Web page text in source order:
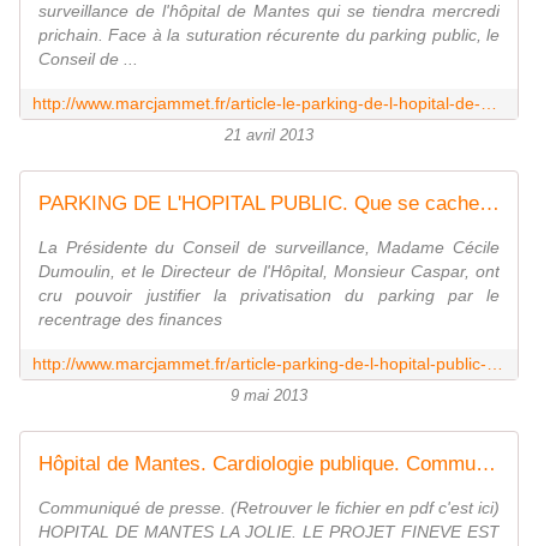
surveillance de l'hôpital de Mantes qui se tiendra mercredi
prichain. Face à la suturation récurente du parking public, le
Conseil de ...
21 avril 2013
PARKING DE L'HOPITAL PUBLIC. Que se cache-t-il derrière la privatisation ? - Le blog de Marc Jammet, conseiller municipal PCF de Mantes la Jolie
La Présidente du Conseil de surveillance, Madame Cécile
Dumoulin, et le Directeur de l'Hôpital, Monsieur Caspar, ont
cru pouvoir justifier la privatisation du parking par le
recentrage des finances
9 mai 2013
Hôpital de Mantes. Cardiologie publique. Communiqué de presse de Marc Jammet et Joëlle Manant - Le blog de Marc Jammet, conseiller municipal PCF de Mantes la Jolie
Communiqué de presse. (Retrouver le fichier en pdf c'est ici)
HOPITAL DE MANTES LA JOLIE. LE PROJET FINEVE EST